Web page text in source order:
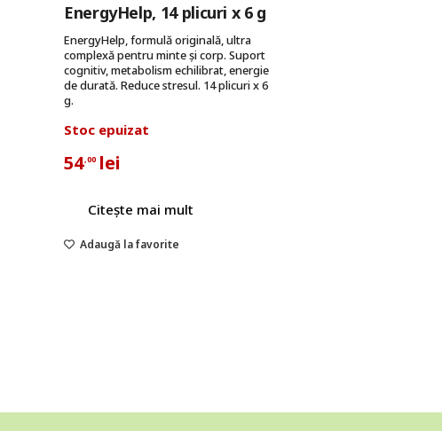
EnergyHelp, 14 plicuri x 6 g
EnergyHelp, formulă originală, ultra
complexă pentru minte și corp. Suport
cognitiv, metabolism echilibrat, energie
de durată. Reduce stresul. 14 plicuri x 6
g.
Stoc epuizat
54,00 lei
Citește mai mult
Adaugă la favorite